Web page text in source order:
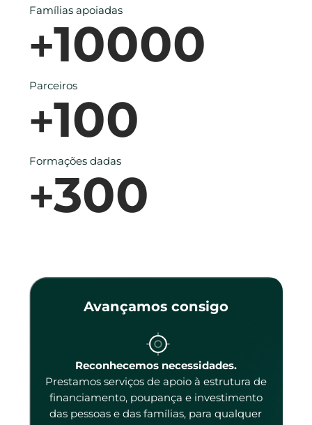
Famílias apoiadas
+10000
Parceiros
+100
Formações dadas
+300
Avançamos consigo
Reconhecemos necessidades.
Prestamos serviços de apoio à estrutura de
financiamento, poupança e investimento
das pessoas e das famílias, para qualquer